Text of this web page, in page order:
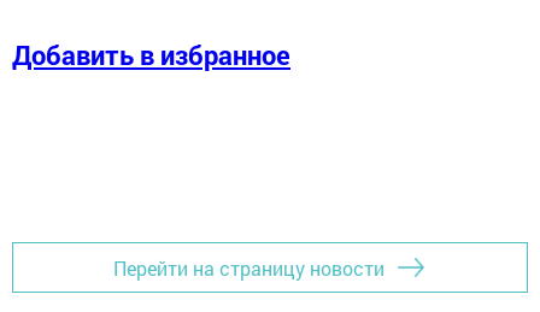
Добавить в избранное
Перейти на страницу новости